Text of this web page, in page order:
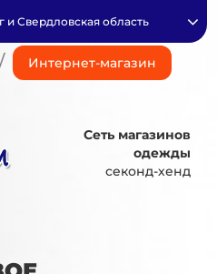
/ Интернет-магазин
и Свердловская область
Сеть магазинов
одежды
секонд-хенд